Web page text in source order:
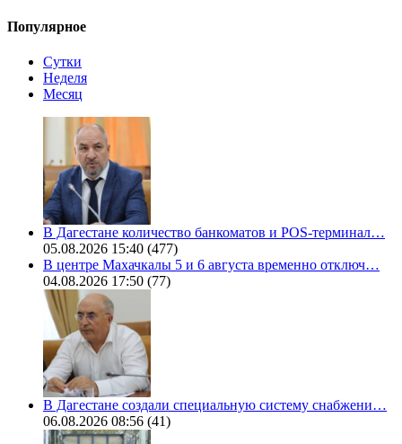
Популярное
Сутки
Неделя
Месяц
В Дагестане количество банкоматов и POS-терминал…
05.08.2026 15:40 (477)
В центре Махачкалы 5 и 6 августа временно отключ…
04.08.2026 17:50 (77)
В Дагестане создали специальную систему снабжени…
06.08.2026 08:56 (41)